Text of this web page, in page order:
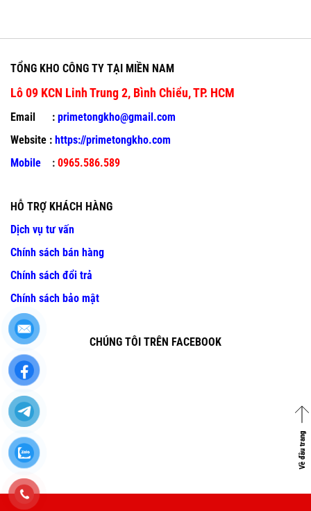
TỔNG KHO CÔNG TY TẠI MIỀN NAM
Lô 09 KCN Linh Trung 2, Bình Chiểu, TP. HCM
Email : primetongkho@gmail.com
Website : https://primetongkho.com
Mobile : 0965.586.589
HỖ TRỢ KHÁCH HÀNG
Dịch vụ tư vấn
Chính sách bán hàng
Chính sách đổi trả
Chính sách bảo mật
CHÚNG TÔI TRÊN FACEBOOK
Về đầu trang